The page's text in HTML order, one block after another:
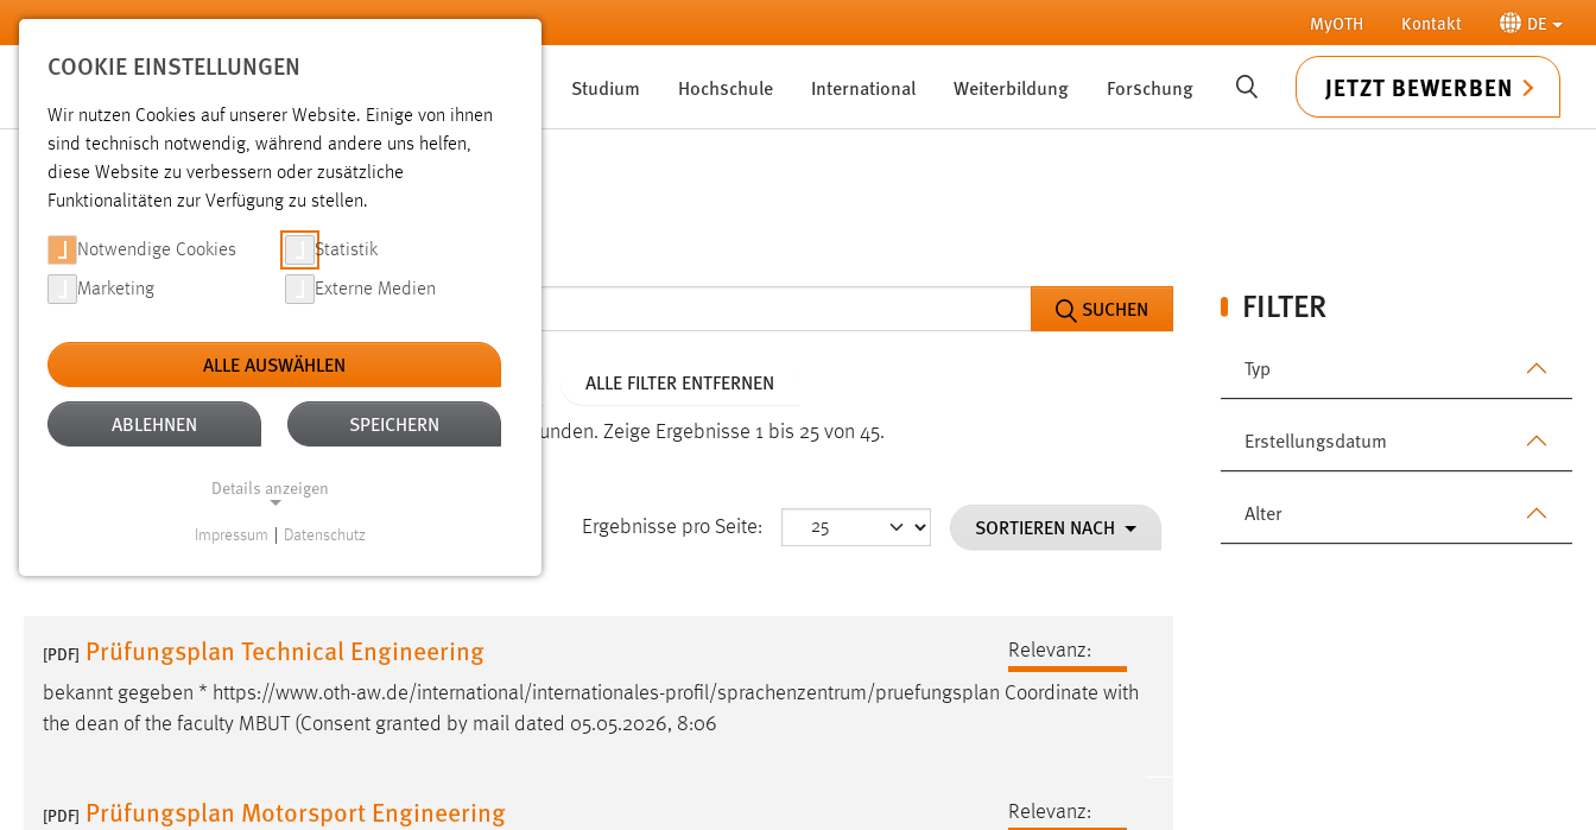
Zum Hauptinhalt springen MyOTH Kontakt DE
Studium Hochschule International Weiterbildung Forschung SUCHE JETZT BEWERBEN
SUCHE
FILTER
Typ
Erstellungsdatum
Alter
SUCHEN
Aktive Filter: TYP: DATEIEN ALTER: 1 BIS 6 MONATE ALLE FILTER ENTFERNEN
Gesucht nach "pruefungsplan". Es wurden 45 Ergebnisse gefunden. Zeige Ergebnisse 1 bis 25 von 45.
Ergebnisse pro Seite: SORTIEREN NACH
[PDF] Prüfungsplan Technical Engineering
Relevanz:
bekannt gegeben * https://www.oth-aw.de/international/internationales-profil/sprachenzentrum/pruefungsplan Coordinate with
the dean of the faculty MBUT (Consent granted by mail dated 05.05.2026, 8:06
[PDF] Prüfungsplan Motorsport Engineering
Relevanz:
COOKIE EINSTELLUNGEN
Wir nutzen Cookies auf unserer Website. Einige von ihnen
sind technisch notwendig, während andere uns helfen,
diese Website zu verbessern oder zusätzliche
Funktionalitäten zur Verfügung zu stellen.
Notwendige Cookies Statistik
Marketing Externe Medien
ALLE AUSWÄHLEN
ABLEHNEN SPEICHERN
Details anzeigen
Website erforderlich.
Einverständnis
Zweck:
Dieser Cookie speichert die
ausgewählten Einverständnis-Optionen
Impressum Datenschutz